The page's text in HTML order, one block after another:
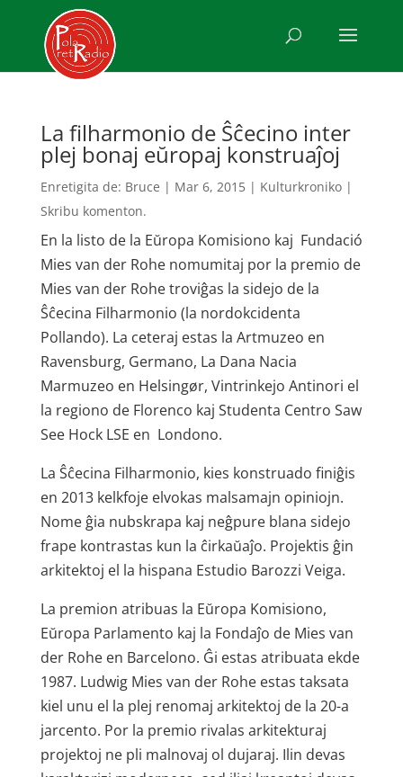
La filharmonio de Ŝĉecino inter
plej bonaj eŭropaj konstruaĵoj
Enretigita de: Bruce | Mar 6, 2015| Kulturkroniko|
Skribu komenton.
En la listo de la Eŭropa Komisiono kaj Fun­da­ció
Mies van der Rohe nomumitaj por la premio de
Mies van der Rohe troviĝas la sidejo de la
Ŝĉecina Filharmonio (la nordokcidenta
Pollando). La ceteraj estas la Artmuzeo en
Ravensburg, Germano, La Dana Nacia
Marmuzeo en Hel­singør, Vintrinkejo Antinori el
la regiono de Florenco kaj Studenta Centro Saw
See Hock LSE en Lon­do­no.
La Ŝĉecina Filharmonio, kies konstruado finiĝis
en 2013 kelkfoje elvokas malsamajn opiniojn.
Nome ĝia nubskrapa kaj neĝpure blana sidejo
frape kontrastas kun la ĉirkaŭaĵo. Projektis ĝin
arkitektoj el la hispana Es­tu­dio Ba­roz­zi Veiga.
La premion atribuas la Eŭropa Komisiono,
Eŭropa Parlamento kaj la Fondaĵo de Mies van
der Rohe en Barcelono. Ĝi estas atribuata ekde
1987. Lu­dwig Mies van der Rohe estas taksata
kiel unu el la plej renomaj arkitektoj de la 20-a
jarcento. Por la premio rivalas arkitekturaj
projektoj ne pli malnovaj ol dujaraj. Ilin devas